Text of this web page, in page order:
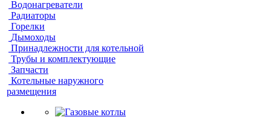
Водонагреватели
Радиаторы
Горелки
Дымоходы
Принадлежности для котельной
Трубы и комплектующие
Запчасти
Котельные наружного
размещения